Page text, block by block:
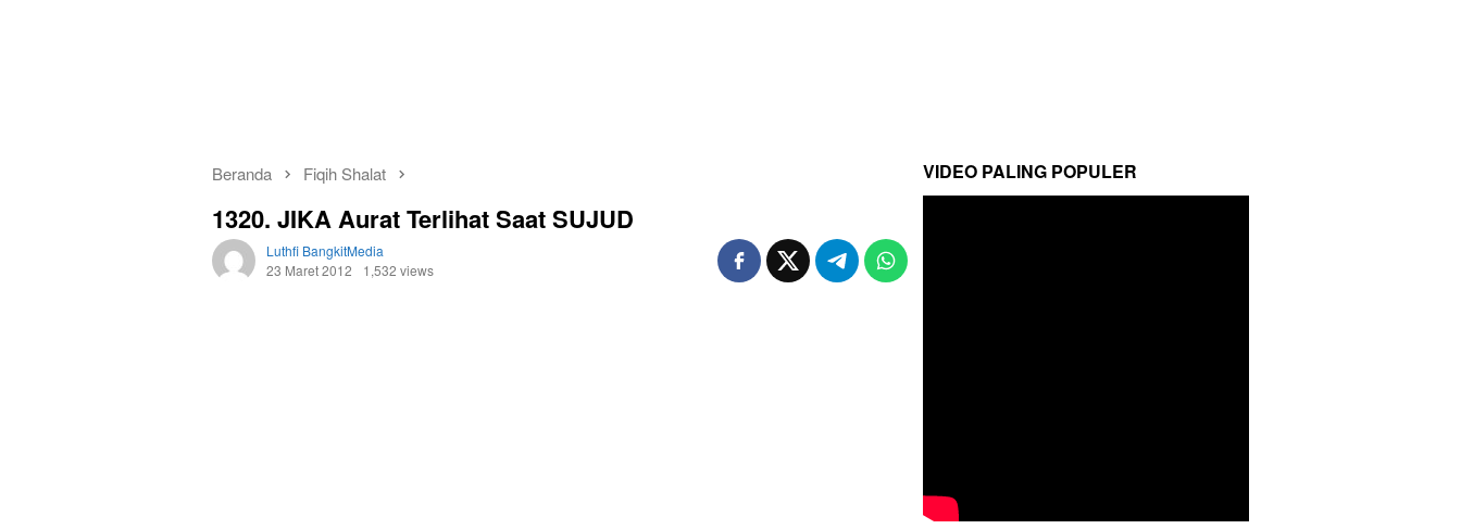
Beranda Fiqih Shalat
1320. JIKA Aurat Terlihat Saat SUJUD
Luthfi BangkitMedia
23 Maret 2012
1,532 views
VIDEO PALING POPULER